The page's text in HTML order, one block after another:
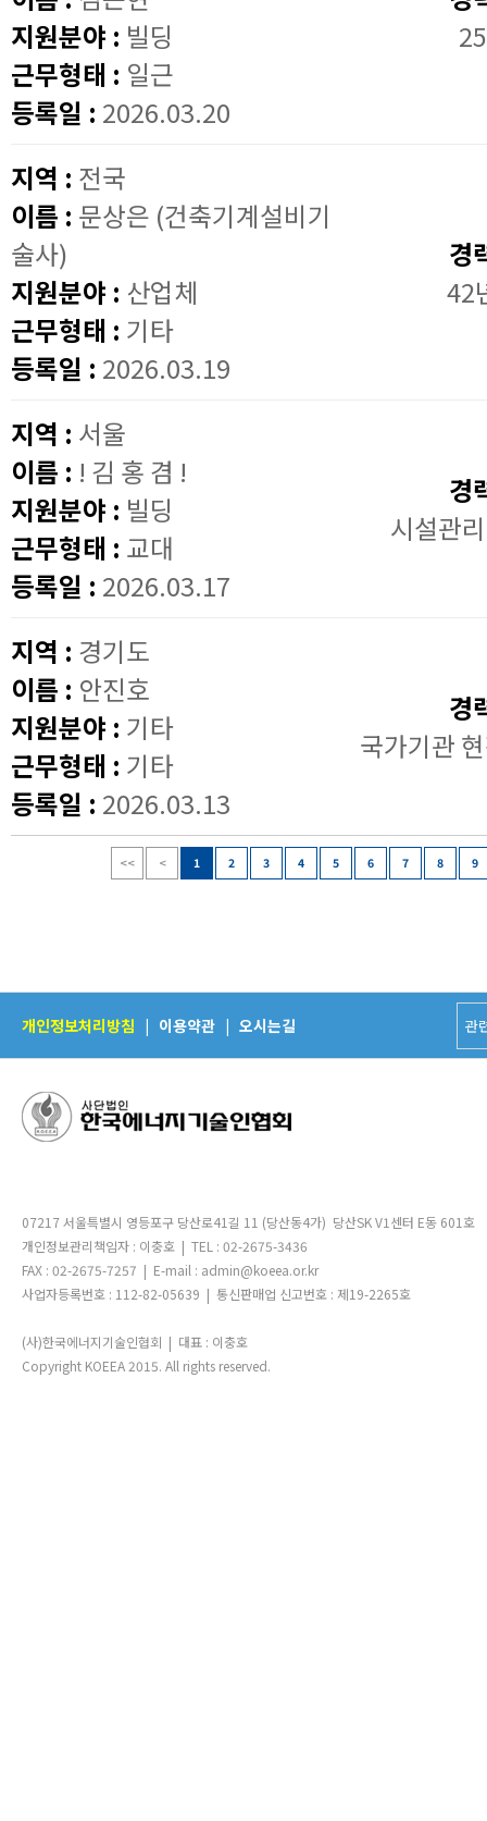
지원분야 : 빌딩
근무형태 : 일근
등록일 : 2026.03.20
25
지역 : 전국
이름 : 문상은 (건축기계설비기
술사)
지원분야 : 산업체
근무형태 : 기타
등록일 : 2026.03.19
경
42
지역 : 서울
이름 : ! 김 홍 겸 !
지원분야 : 빌딩
근무형태 : 교대
등록일 : 2026.03.17
경
시설관
지역 : 경기도
이름 : 안진호
지원분야 : 기타
근무형태 : 기타
등록일 : 2026.03.13
경
국가기관
<< < 1 2 3 4 5 6 7 8 9
개인정보처리방침 | 이용약관 | 오시는길
07217 서울특별시 영등포구 당산로41길 11 (당산동4가) 당산SK V1센터 E동 601호
개인정보관리책임자 : 이충호 | TEL : 02-2675-3436
FAX : 02-2675-7257 | E-mail : admin@koeea.or.kr
사업자등록번호 : 112-82-05639 | 통신판매업 신고번호 : 제19-2265호
(사)한국에너지기술인협회 | 대표 : 이충호
Copyright KOEEA 2015. All rights reserved.